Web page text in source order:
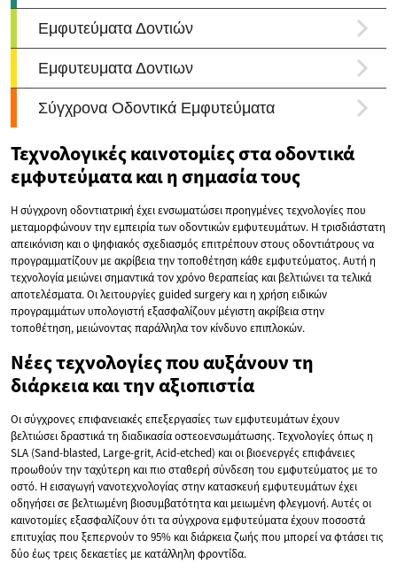
Τεχνολογικές καινοτομίες στα οδοντικά
εμφυτεύματα και η σημασία τους
Η σύγχρονη οδοντιατρική έχει ενσωματώσει προηγμένες τεχνολογίες που
μεταμορφώνουν την εμπειρία των οδοντικών εμφυτευμάτων. Η τρισδιάστατη
απεικόνιση και ο ψηφιακός σχεδιασμός επιτρέπουν στους οδοντιάτρους να
προγραμματίζουν με ακρίβεια την τοποθέτηση κάθε εμφυτεύματος. Αυτή η
τεχνολογία μειώνει σημαντικά τον χρόνο θεραπείας και βελτιώνει τα τελικά
αποτελέσματα. Οι λειτουργίες guided surgery και η χρήση ειδικών
προγραμμάτων υπολογιστή εξασφαλίζουν μέγιστη ακρίβεια στην
τοποθέτηση, μειώνοντας παράλληλα τον κίνδυνο επιπλοκών.
Νέες τεχνολογίες που αυξάνουν τη
διάρκεια και την αξιοπιστία
Οι σύγχρονες επιφανειακές επεξεργασίες των εμφυτευμάτων έχουν
βελτιώσει δραστικά τη διαδικασία οστεοενσωμάτωσης. Τεχνολογίες όπως η
SLA (Sand-blasted, Large-grit, Acid-etched) και οι βιοενεργές επιφάνειες
προωθούν την ταχύτερη και πιο σταθερή σύνδεση του εμφυτεύματος με το
οστό. Η εισαγωγή νανοτεχνολογίας στην κατασκευή εμφυτευμάτων έχει
οδηγήσει σε βελτιωμένη βιοσυμβατότητα και μειωμένη φλεγμονή. Αυτές οι
καινοτομίες εξασφαλίζουν ότι τα σύγχρονα εμφυτεύματα έχουν ποσοστά
επιτυχίας που ξεπερνούν το 95% και διάρκεια ζωής που μπορεί να φτάσει τις
δύο έως τρεις δεκαετίες με κατάλληλη φροντίδα.